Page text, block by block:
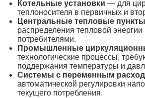
Котельные установки — для
теплоносителя в первичных и
Центральные тепловые
распределения тепловой
потребителями.
Промышленные
технологические процессы,
поддержания температуры и
Системы с переменным
автоматической регулировки
текущего потребления.